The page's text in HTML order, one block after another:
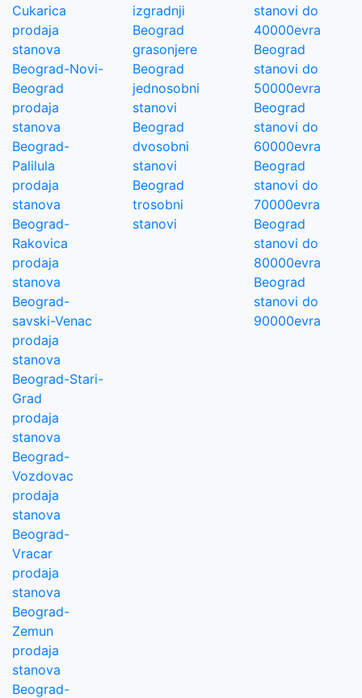
Cukarica
prodaja
stanova
Beograd-Novi-
Beograd
prodaja
stanova
Beograd-
Palilula
prodaja
stanova
Beograd-
Rakovica
prodaja
stanova
Beograd-
savski-Venac
prodaja
stanova
Beograd-Stari-
Grad
prodaja
stanova
Beograd-
Vozdovac
prodaja
stanova
Beograd-
Vracar
prodaja
stanova
Beograd-
Zemun
prodaja
stanova
Beograd-
izgradnji
Beograd
grasonjere
Beograd
jednosobni
stanovi
Beograd
dvosobni
stanovi
Beograd
trosobni
stanovi
stanovi do
40000evra
Beograd
stanovi do
50000evra
Beograd
stanovi do
60000evra
Beograd
stanovi do
70000evra
Beograd
stanovi do
80000evra
Beograd
stanovi do
90000evra